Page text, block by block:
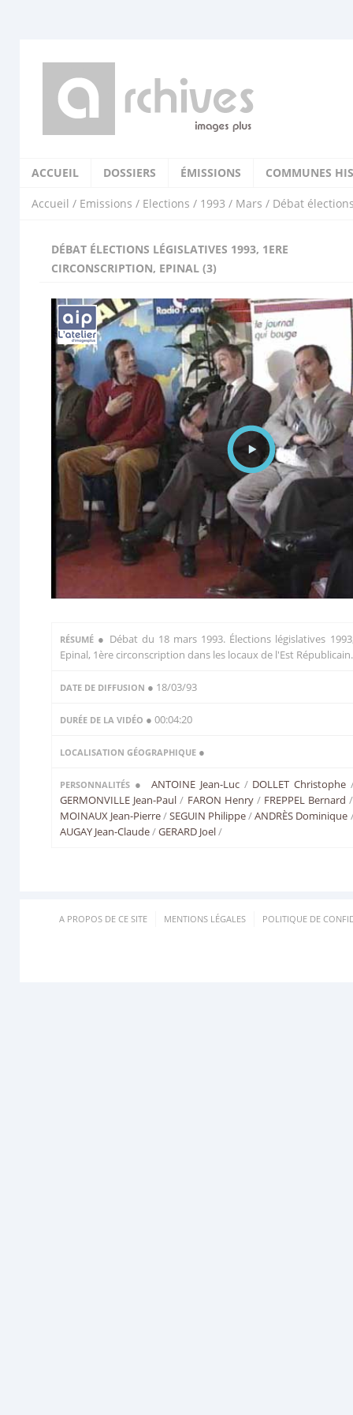
ACCUEIL DOSSIERS ÉMISSIONS COMMUNES
Accueil / Emissions / Elections / 1993 / Mars / Débat
DÉBAT ÉLECTIONS LÉGISLATIVES 1993, 1ERE
CIRCONSCRIPTION, EPINAL (3)
RÉSUMÉ ● Débat du 18 mars 1993. Élections législatives
Epinal, 1ère circonscription dans les locaux de l'Est Républicain.
DATE DE DIFFUSION ● 18/03/93
DURÉE DE LA VIDÉO ● 00:04:20
LOCALISATION GÉOGRAPHIQUE ●
PERSONNALITÉS ●ANTOINE Jean-Luc /DOLLET Christophe
GERMONVILLE Jean-Paul/ FARON Henry /FREPPEL Bernard/
MOINAUX Jean-Pierre/SEGUIN Philippe/ANDRÈS Dominique
AUGAY Jean-Claude/GERARD Joel/
A PROPOS DE CE SITE MENTIONS LÉGALES POLITIQUE DE